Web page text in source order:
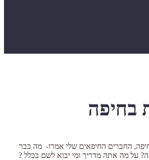
בחיפה
החברים החיפאים שלי אמרו- מה כבר
על מה אתה מדריך ומי יבוא לשם בכלל ?